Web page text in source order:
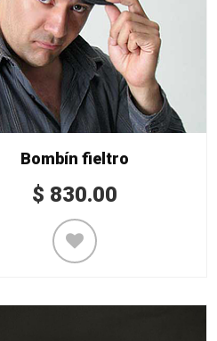
Bombín fieltro
$ 830.00